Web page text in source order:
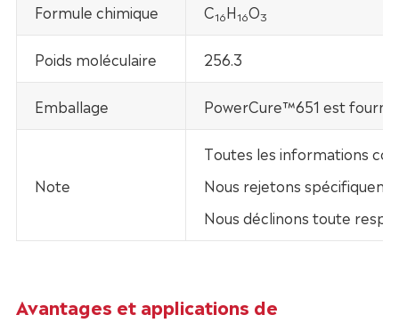
Formule chimique C16H16O3
Poids moléculaire 256.3
Emballage PowerCure™651 est fourni
Note
Toutes les informations
Nous rejetons
Nous déclinons toute
Avantages et applications de